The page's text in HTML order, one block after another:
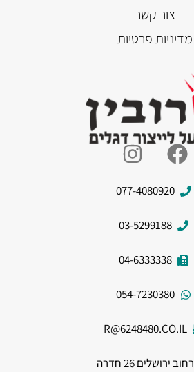
צור קשר
מדיניות פרטיות
077-4080920
03-5299188
04-6333338
054-7230380
R@6248480.CO.IL
רחוב ירושלים 26 חדרה